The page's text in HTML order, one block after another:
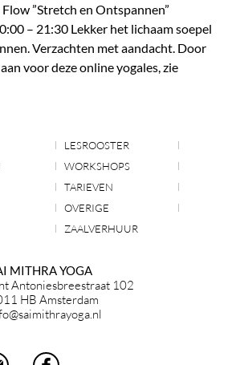
”Stretch en Ontspannen”
– 21:30 Lekker het lichaam soepel
Verzachten met aandacht. Door
voor deze online yogales, zie
LESROOSTER
WORKSHOPS
TARIEVEN
OVERIGE
ZAALVERHUUR
MITHRA YOGA
Antoniesbreestraat 102
HB Amsterdam